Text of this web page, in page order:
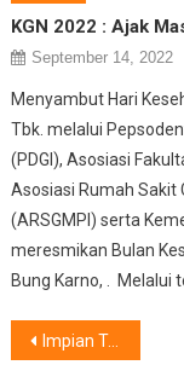
KGN 2022 : Ajak
September 14, 2022
Menyambut Hari
Tbk. melalui
(PDGI), Asosiasi
Asosiasi Rumah Sakit
(ARSGMPI) serta
meresmikan Bulan
Bung Karno, . Melalui
Post
Impian Tempat Kost Calon Mahasiswa. Tapi Lupa Satu Hal ini……